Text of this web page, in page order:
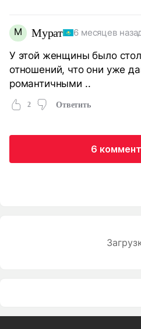
М Мурат 6 месяцев
У этой женщины было
отношений, что они уже
романтичными ..
2 Ответить
6